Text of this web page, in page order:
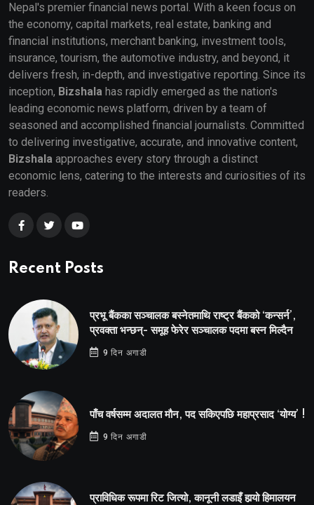
Nepal's premier financial news portal. With a keen focus on
the economy, capital markets, real estate, banking and
financial institutions, merchant banking, investment tools,
insurance, tourism, the automotive industry, and beyond, it
delivers fresh, in-depth, and investigative reporting. Since its
inception, Bizshala has rapidly emerged as the nation's
leading economic news platform, driven by a team of
seasoned and accomplished financial journalists. Committed
to delivering investigative, accurate, and innovative content,
Bizshala approaches every story through a distinct
economic lens, catering to the interests and curiosities of its
readers.
Recent Posts
प्रभू बैंकका सञ्चालक बस्नेतमाथि राष्ट्र बैंकको ‘कन्सर्न’,
प्रवक्ता भन्छन्- समूह फेरेर सञ्चालक पदमा बस्न मिल्दैन
9 दिन अगाडी
पाँच वर्षसम्म अदालत मौन, पद सकिएपछि महाप्रसाद ‘योग्य’ !
9 दिन अगाडी
प्राविधिक रूपमा रिट जित्यो, कानूनी लडाइँ हार्‍यो हिमालयन